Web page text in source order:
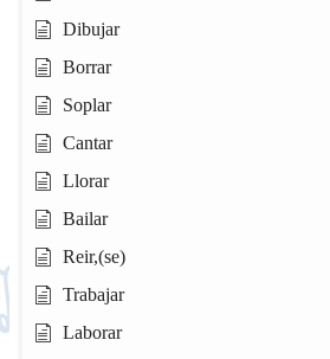
Dibujar
Borrar
Soplar
Cantar
Llorar
Bailar
Reir,(se)
Trabajar
Laborar